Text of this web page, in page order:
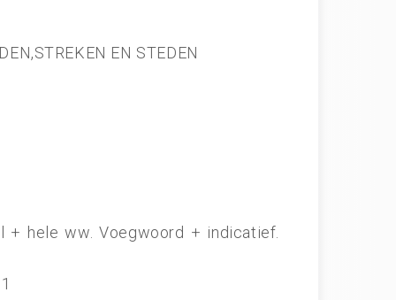
EN STEDEN
hele ww. Voegwoord + indicatief.